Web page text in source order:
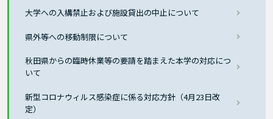
大学への入構禁止および施設貸出の中止について
県外等への移動制限について
秋田県からの臨時休業等の要請を踏まえた本学の対応につ
いて
新型コロナウィルス感染症に係る対応方針（4月23日改
定）